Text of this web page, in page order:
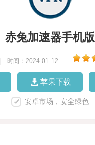
赤兔加速器手机版
时间：2024-01-12
苹果下载
安卓市场，安全绿色